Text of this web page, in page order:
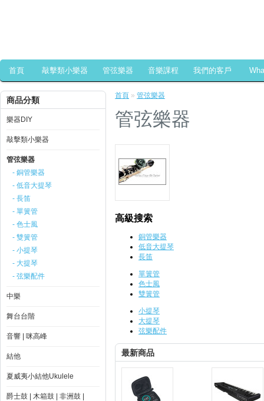
首頁 敲擊類小樂器 管弦樂器 音樂課程 我們的客戶
商品分類
樂器DIY
敲擊類小樂器
管弦樂器
- 銅管樂器
- 低音大提琴
- 長笛
- 單簧管
- 色士風
- 雙簧管
- 小提琴
- 大提琴
- 弦樂配件
中樂
舞台台階
音響 | 咪高峰
結他
夏威夷小結他Ukulele
爵士鼓 | 木箱鼓 | 非洲鼓 |
首頁 » 管弦樂器
管弦樂器
高級搜索
銅管樂器
低音大提琴
長笛
單簧管
色士風
雙簧管
小提琴
大提琴
弦樂配件
最新商品